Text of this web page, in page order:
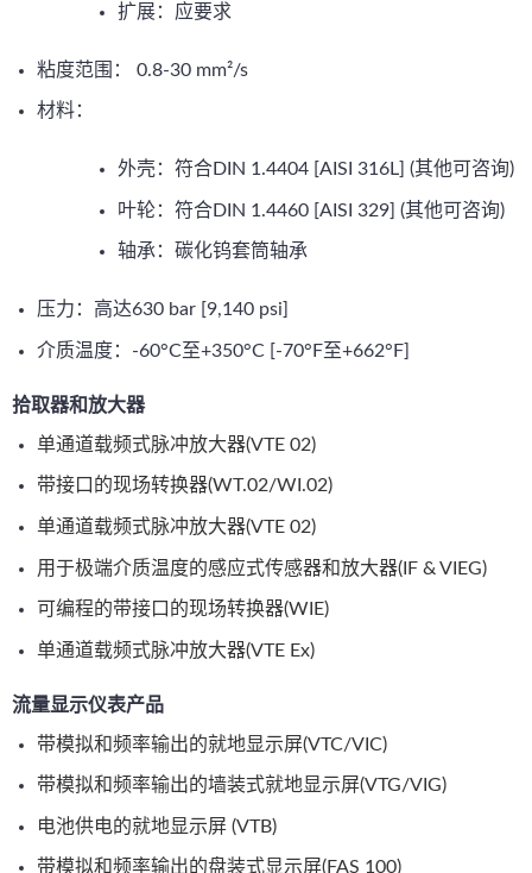
扩展：应要求
粘度范围： 0.8-30 mm²/s
材料：
外壳：符合DIN 1.4404 [AISI 316L] (其他可咨询)
叶轮：符合DIN 1.4460 [AISI 329] (其他可咨询)
轴承：碳化钨套筒轴承
压力：高达630 bar [9,140 psi]
介质温度：-60°C至+350°C [-70°F至+662°F]
拾取器和放大器
单通道载频式脉冲放大器(VTE 02)
带接口的现场转换器(WT.02/WI.02)
单通道载频式脉冲放大器(VTE 02)
用于极端介质温度的感应式传感器和放大器(IF & VIEG)
可编程的带接口的现场转换器(WIE)
单通道载频式脉冲放大器(VTE Ex)
流量显示仪表产品
带模拟和频率输出的就地显示屏(VTC/VIC)
带模拟和频率输出的墙装式就地显示屏(VTG/VIG)
电池供电的就地显示屏 (VTB)
带模拟和频率输出的盘装式显示屏(FAS 100)